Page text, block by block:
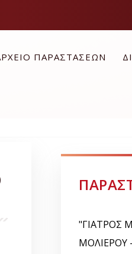
ΠΑΡΑΣΤΑΣΕΩΝ
"ΓΙΑΤΡΟΣ
ΜΟΛΙΕΡΟΥ